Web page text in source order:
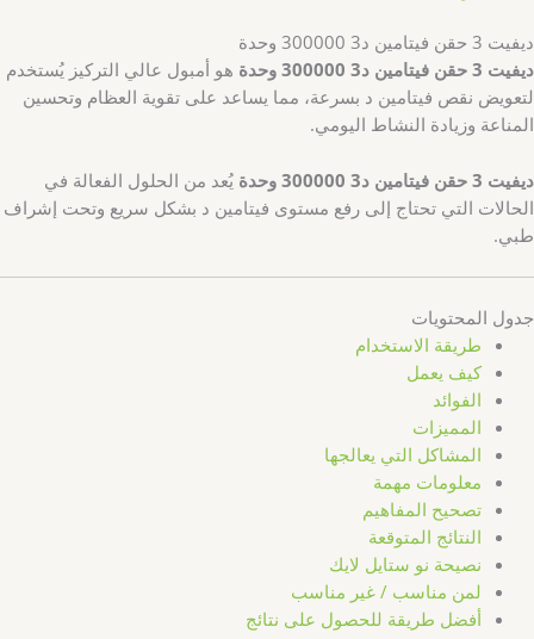
ديفيت 3 حقن فيتامين د3 300000 وحدة
ديفيت 3 حقن فيتامين د3 300000 وحدة
هو أمبول عالي التركيز يُستخدم
لتعويض نقص فيتامين د بسرعة، مما يساعد على تقوية العظام وتحسين
المناعة وزيادة النشاط اليومي.
ديفيت 3 حقن فيتامين د3 300000 وحدة
يُعد من الحلول الفعالة في
الحالات التي تحتاج إلى رفع مستوى فيتامين د بشكل سريع وتحت إشراف
طبي.
جدول المحتويات
طريقة الاستخدام
كيف يعمل
الفوائد
المميزات
المشاكل التي يعالجها
معلومات مهمة
تصحيح المفاهيم
النتائج المتوقعة
نصيحة نو ستايل لايك
لمن مناسب / غير مناسب
أفضل طريقة للحصول على نتائج